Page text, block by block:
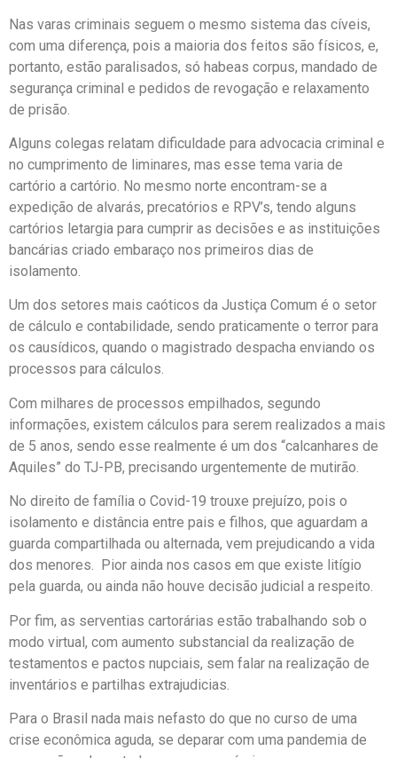
Nas varas criminais seguem o mesmo sistema das cíveis,
com uma diferença, pois a maioria dos feitos são físicos, e,
portanto, estão paralisados, só habeas corpus, mandado de
segurança criminal e pedidos de revogação e relaxamento
de prisão.
Alguns colegas relatam dificuldade para advocacia criminal e
no cumprimento de liminares, mas esse tema varia de
cartório a cartório. No mesmo norte encontram-se a
expedição de alvarás, precatórios e RPV’s, tendo alguns
cartórios letargia para cumprir as decisões e as instituições
bancárias criado embaraço nos primeiros dias de
isolamento.
Um dos setores mais caóticos da Justiça Comum é o setor
de cálculo e contabilidade, sendo praticamente o terror para
os causídicos, quando o magistrado despacha enviando os
processos para cálculos.
Com milhares de processos empilhados, segundo
informações, existem cálculos para serem realizados a mais
de 5 anos, sendo esse realmente é um dos “calcanhares de
Aquiles” do TJ-PB, precisando urgentemente de mutirão.
No direito de família o Covid-19 trouxe prejuízo, pois o
isolamento e distância entre pais e filhos, que aguardam a
guarda compartilhada ou alternada, vem prejudicando a vida
dos menores. Pior ainda nos casos em que existe litígio
pela guarda, ou ainda não houve decisão judicial a respeito.
Por fim, as serventias cartorárias estão trabalhando sob o
modo virtual, com aumento substancial da realização de
testamentos e pactos nupciais, sem falar na realização de
inventários e partilhas extrajudicias.
Para o Brasil nada mais nefasto do que no curso de uma
crise econômica aguda, se deparar com uma pandemia de